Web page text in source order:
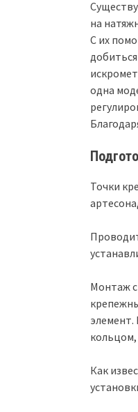
на
С их
одна
Точки
Монтаж
Как